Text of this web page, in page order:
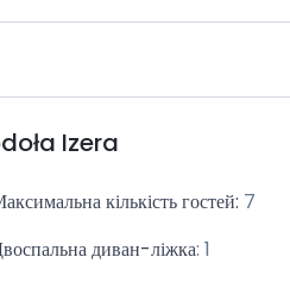
Izera
кількість гостей: 7
диван-ліжка:1